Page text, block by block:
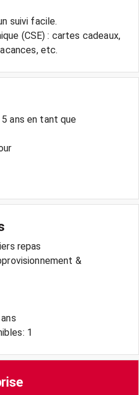
suivi facile.
(CSE) : cartes cadeaux,
ans en tant que
repas
&
1